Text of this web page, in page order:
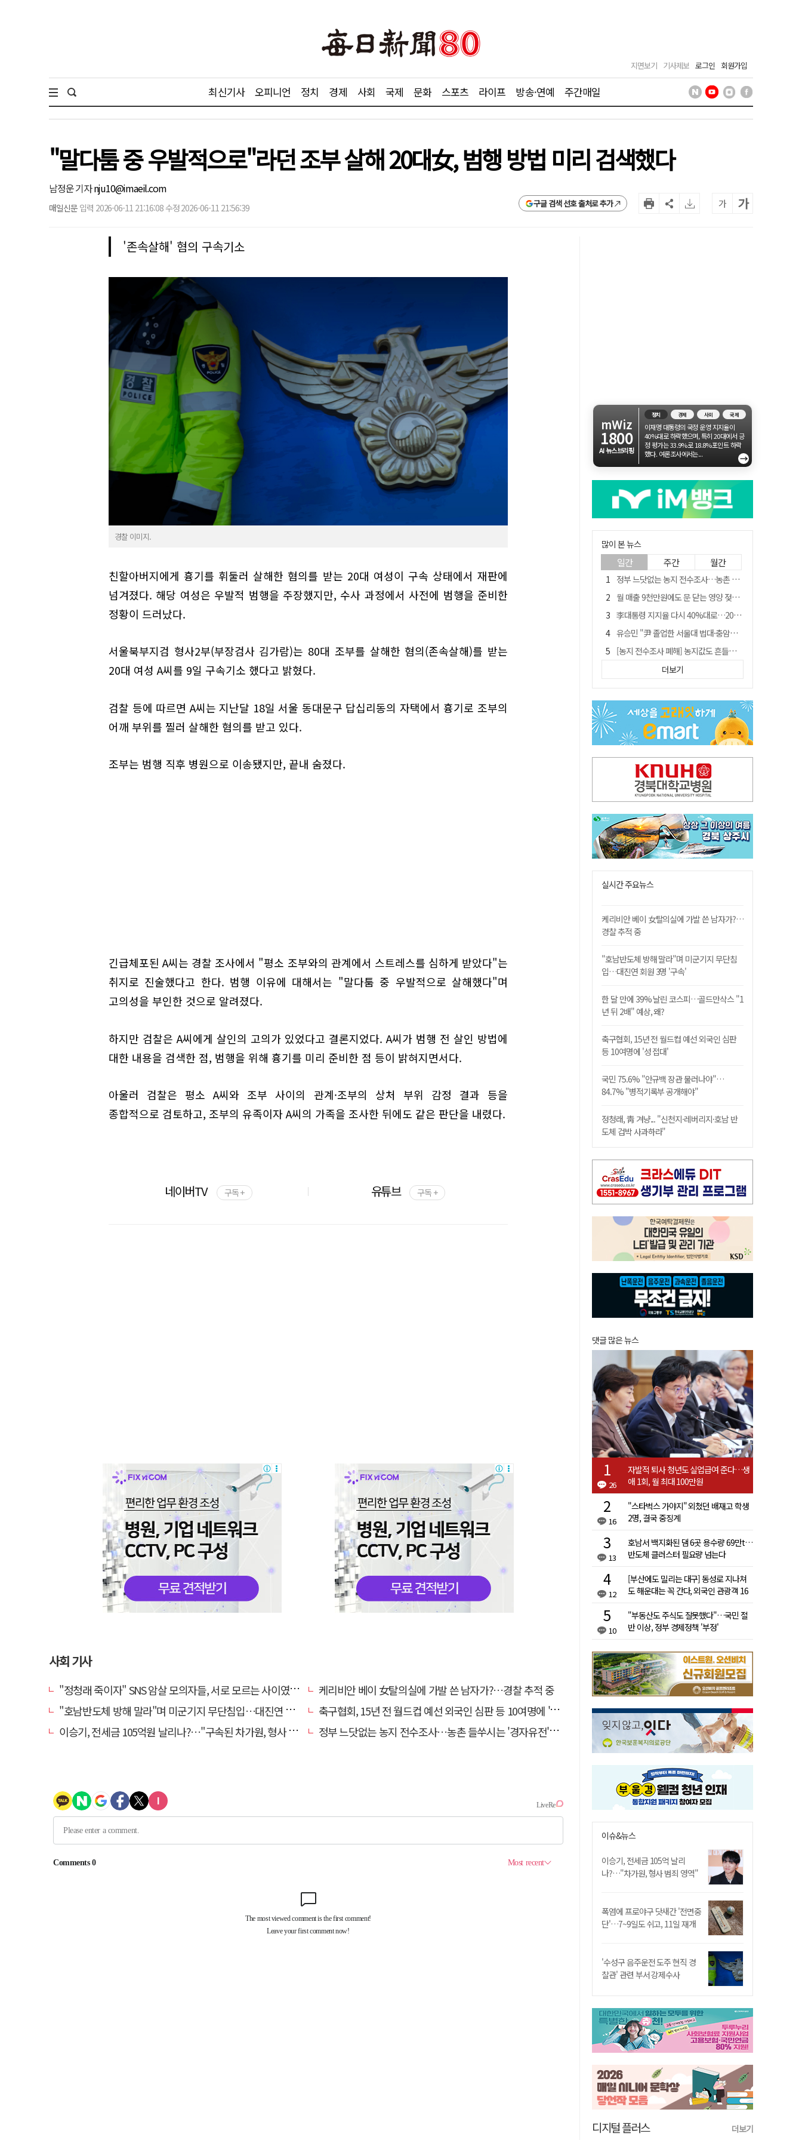
지면보기 기사제보 로그인 회원가입
최신기사 오피니언 정치 경제 사회 국제 문화 스포츠 라이프 방송·연예 주간매일
"말다툼 중 우발적으로"라던 조부 살해 20대女, 범행 방법 미리 검색했다
남정운 기자nju10@imaeil.com
매일신문 입력 2026-06-11 21:16:08 수정 2026-06-11 21:56:39 구글 검색 선호 출처로 추가 가 가
'존속살해' 혐의 구속기소
경찰 이미지.
친할아버지에게 흉기를 휘둘러 살해한 혐의를 받는 20대 여성이 구속 상태에서 재판에
넘겨졌다. 해당 여성은 우발적 범행을 주장했지만, 수사 과정에서 사전에 범행을 준비한
정황이 드러났다.
서울북부지검 형사2부(부장검사 김가람)는 80대 조부를 살해한 혐의(존속살해)를 받는
20대 여성 A씨를 9일 구속기소 했다고 밝혔다.
검찰 등에 따르면 A씨는 지난달 18일 서울 동대문구 답십리동의 자택에서 흉기로 조부의
어깨 부위를 찔러 살해한 혐의를 받고 있다.
조부는 범행 직후 병원으로 이송됐지만, 끝내 숨졌다.
긴급체포된 A씨는 경찰 조사에서 "평소 조부와의 관계에서 스트레스를 심하게 받았다"는
취지로 진술했다고 한다. 범행 이유에 대해서는 "말다툼 중 우발적으로 살해했다"며
고의성을 부인한 것으로 알려졌다.
하지만 검찰은 A씨에게 살인의 고의가 있었다고 결론지었다. A씨가 범행 전 살인 방법에
대한 내용을 검색한 점, 범행을 위해 흉기를 미리 준비한 점 등이 밝혀지면서다.
아울러 검찰은 평소 A씨와 조부 사이의 관계·조부의 상처 부위 감정 결과 등을
종합적으로 검토하고, 조부의 유족이자 A씨의 가족을 조사한 뒤에도 같은 판단을 내렸다.
네이버TV 구독 + 유튜브 구독 +
사회 기사
"정청래 죽이자" SNS 암살 모의자들, 서로 모르는 사이였다…檢송치
케리비안 베이 女탈의실에 가발 쓴 남자가?…경찰 추적 중
"호남반도체 방해 말라"며 미군기지 무단침입…대진연 회원 3명 '구속'
축구협회, 15년 전 월드컵 예선 외국인 심판 등 10여명에 '성 접대'
이승기, 전세금 105억원 날리나?…"구속된 차가원, 형사 범죄 영역"
정부 느닷없는 농지 전수조사…농촌 들쑤시는 '경자유전'의 칼날
mWiz
1800
AI 뉴스브리핑
정치 경제 사회 국제
이재명 대통령의 국정 운영 지지율이
40%대로 하락했으며, 특히 20대에서 긍
정 평가는 33.9%로 18.8%포인트 하락
했다. 여론조사에서는...
→
많이 본 뉴스
일간 주간 월간
정부 느닷없는 농지 전수조사…농촌 들쑤시는 '경자유전'의 칼날
월 매출 9천만원에도 문 닫는 영양 젖소농장… "일할 사람이 없어"
李대통령 지지율 다시 40%대로…20대는 18.8%p 급락
유승민 "尹 졸업한 서울대 법대·충암고도 없애야"…李 육사 통합 직격
[농지 전수조사 폐해] 농지값도 흔들리나…"도지 막히면 헐값 매물 나올 수도"
지역활성화 펀드 9호…포항 AI 데이터센터에 6천억 투입
경북 영천시, 9월부터 11월까지 반값 여행 혜택 제공
[농지 전수조사 폐해] '쌀 받고 논 내 준' 도지농 이제 어쩌나?
아쉬운 태클
더보기
실시간 주요뉴스
케리비안 베이 女탈의실에 가발 쓴 남자가?…
경찰 추적 중
"호남반도체 방해 말라"며 미군기지 무단침
입…대진연 회원 3명 '구속'
한 달 만에 39% 날린 코스피…골드만삭스 "1
년 뒤 2배" 예상, 왜?
축구협회, 15년 전 월드컵 예선 외국인 심판
등 10여명에 '성 접대'
국민 75.6% "안규백 장관 물러나야"…
84.7% "병적기록부 공개해야"
정청래, 靑 겨냥... "신천지·레버리지·호남 반
도체 겁박 사과하라"
댓글 많은 뉴스
26
자발적 퇴사 청년도 실업급여 준다…생
애 1회, 월 최대 100만원
16
"스타벅스 가야지" 외쳤던 배재고 학생
2명, 결국 중징계
13
호남서 백지화된 댐 6곳 용수량 69만t…
반도체 클러스터 필요량 넘는다
12
[부산에도 밀리는 대구] 동성로 지나쳐
도 해운대는 꼭 간다, 외국인 관광객 16
10
"부동산도 주식도 잘못했다"…국민 절
반 이상, 정부 경제정책 '부정'
이슈&뉴스
이승기, 전세금 105억 날리
나?…"차가원, 형사 범죄 영역"
폭염에 프로야구 닷새간 '전면중
단'…7~9일도 쉬고, 11일 재개
'수성구 음주운전 도주 현직 경
찰관' 관련 부서 강제수사
디지털 플러스 더보기